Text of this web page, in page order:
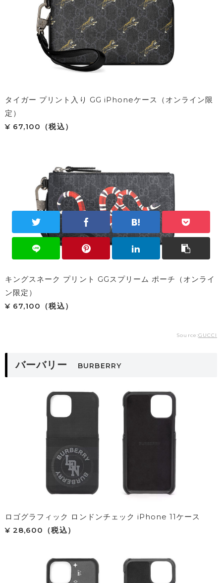
タイガー プリント入り GG iPhoneケース（オンライン限
定）
¥ 67,100（税込）
キングスネーク プリント GGスプリーム ポーチ（オンライ
ン限定）
¥ 67,100（税込）
Source:GUCCI
バーバリー BURBERRY
ロゴグラフィック ロンドンチェック iPhone 11ケース
¥ 28,600（税込）